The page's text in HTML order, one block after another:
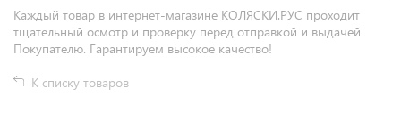
Каждый товар в интернет-магазине КОЛЯСКИ.РУС проходит
тщательный осмотр и проверку перед отправкой и выдачей
Покупателю. Гарантируем высокое качество!
К списку товаров